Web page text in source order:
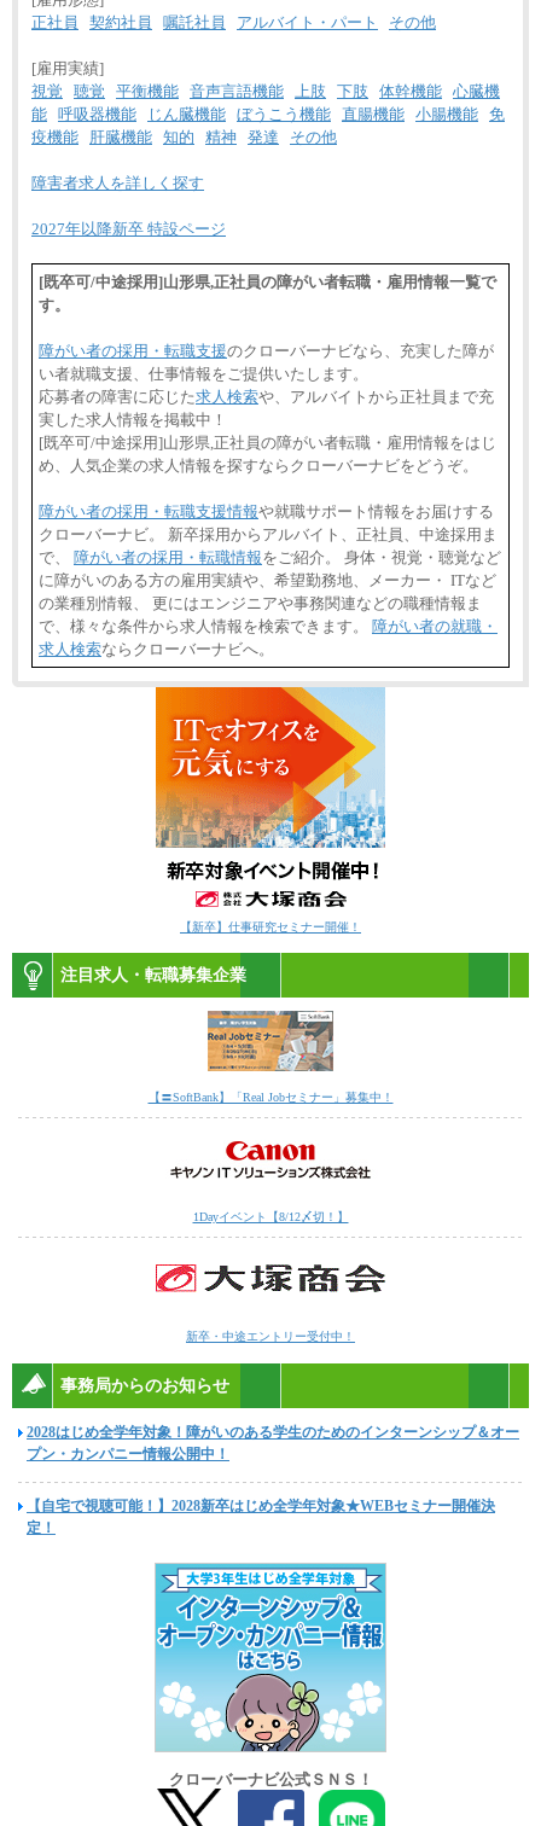
正社員
契約社員 嘱託社員 アルバイト・パート その他
[雇用実績]
視覚
聴覚 平衡機能 音声言語機能 上肢 下肢 体幹機能 心臓機
能 呼吸器機能 じん臓機能 ぼうこう機能 直腸機能 小腸機能 免
疫機能
肝臓機能 知的 精神 発達 その他
障害者求人を詳しく探す
2027年以降新卒 特設ページ
[既卒可/中途採用]山形県,正社員の障がい者転職・雇用情報一覧で
す。
障がい者の採用・転職支援のクローバーナビなら、充実した障が
い者就職支援、仕事情報をご提供いたします。
応募者の障害に応じた求人検索や、アルバイトから正社員まで充
実した求人情報を掲載中！
[既卒可/中途採用]山形県,正社員の障がい者転職・雇用情報をはじ
め、人気企業の求人情報を探すならクローバーナビをどうぞ。
障がい者の採用・転職支援情報や就職サポート情報をお届けする
クローバーナビ。 新卒採用からアルバイト、正社員、中途採用ま
で、 障がい者の採用・転職情報をご紹介。 身体・視覚・聴覚など
に障がいのある方の雇用実績や、希望勤務地、メーカー・ ITなど
の業種別情報、 更にはエンジニアや事務関連などの職種情報ま
で、様々な条件から求人情報を検索できます。 障がい者の就職・
求人検索ならクローバーナビへ。
【新卒】仕事研究セミナー開催！
注目求人・転職募集企業
【〓SoftBank】「Real Jobセミナー」募集中！
1Dayイベント【8/12〆切！】
新卒・中途エントリー受付中！
事務局からのお知らせ
2028はじめ全学年対象！障がいのある学生のためのインターンシップ＆オー
プン・カンパニー情報公開中！
【自宅で視聴可能！】2028新卒はじめ全学年対象★WEBセミナー開催決
定！
クローバーナビ公式ＳＮＳ！